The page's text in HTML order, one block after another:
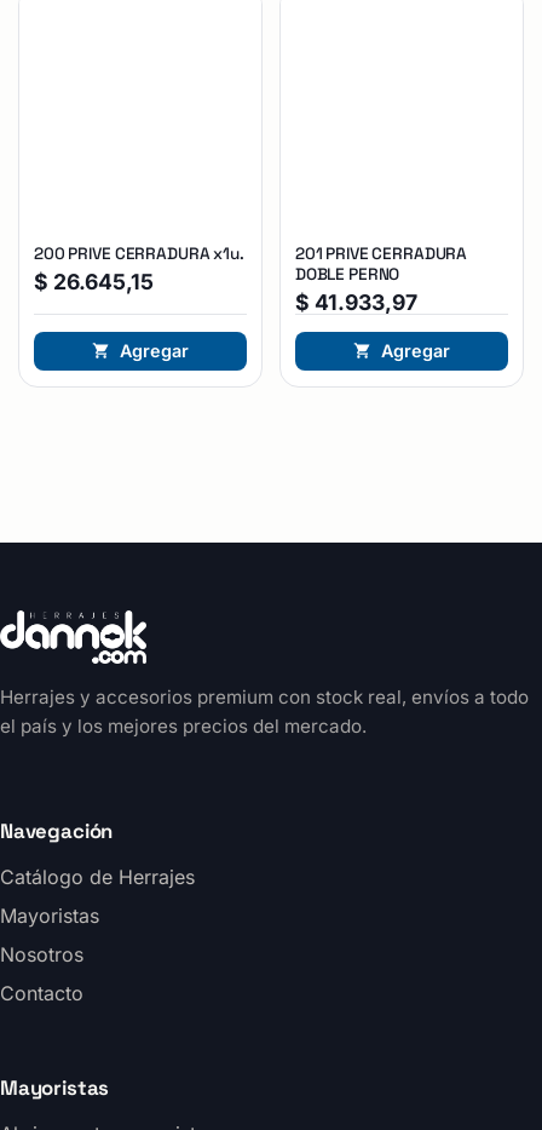
200 PRIVE CERRADURA x1u.
$ 26.645,15
Agregar
201 PRIVE CERRADURA
DOBLE PERNO
$ 41.933,97
Agregar
Herrajes y accesorios premium con stock real, envíos a todo
el país y los mejores precios del mercado.
Navegación
Catálogo de Herrajes
Mayoristas
Nosotros
Contacto
Mayoristas